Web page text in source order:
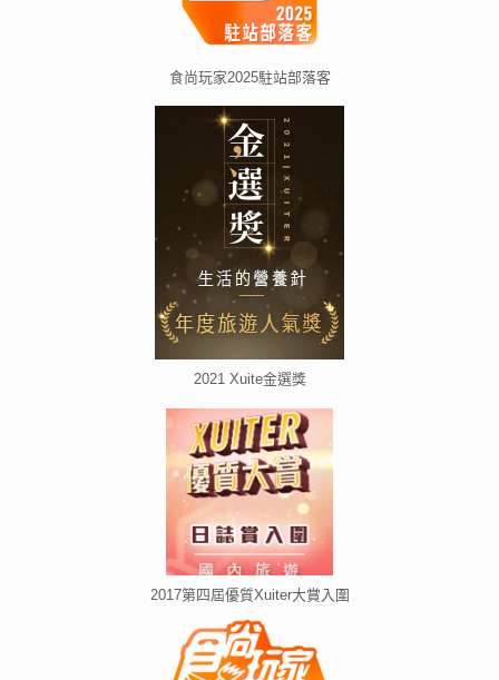
食尚玩家2025駐站部落客
2021 Xuite金選獎
2017第四屆優質Xuiter大賞入圍